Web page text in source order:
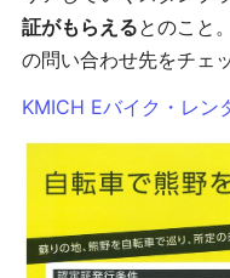
証がもらえるとのこと
の問い合わせ先をチェ
KMICH Eバイク・レン